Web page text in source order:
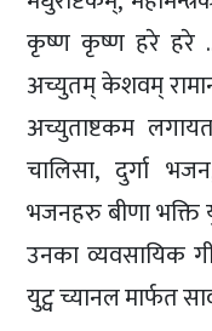
कृष्ण कृष्ण हरे हरे
अच्युतम् केशवम्
अच्युताष्टकम
चालिसा, दुर्गा
भजनहरु बीणा भक्ति
उनका व्यवसायिक
युट्व च्यानल मार्फत